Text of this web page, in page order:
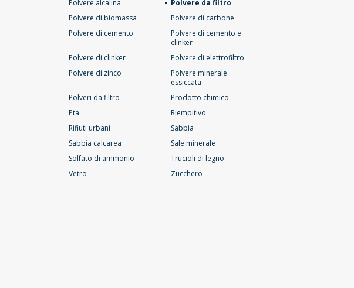
Polvere alcalina
Polvere da filtro
Polvere di biomassa
Polvere di carbone
Polvere di cemento
Polvere di cemento e
clinker
Polvere di clinker
Polvere di elettrofiltro
Polvere di zinco
Polvere minerale
essiccata
Polveri da filtro
Prodotto chimico
Pta
Riempitivo
Rifiuti urbani
Sabbia
Sabbia calcarea
Sale minerale
Solfato di ammonio
Trucioli di legno
Vetro
Zucchero